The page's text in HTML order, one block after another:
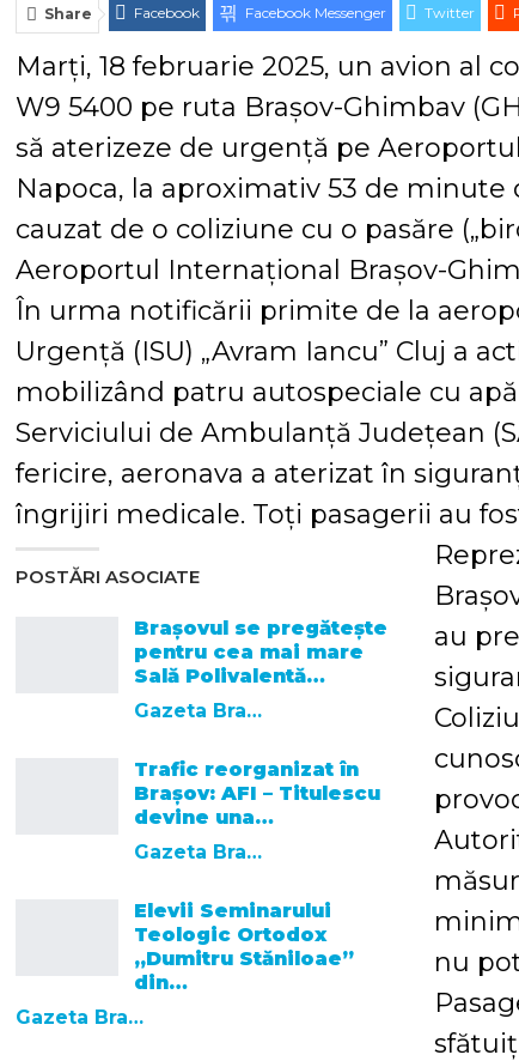
Share Facebook Facebook Messenger Twitter
Marți, 18 februarie 2025, un avion al
W9 5400 pe ruta Brașov-Ghimbav
să aterizeze de urgență pe
Napoca, la aproximativ 53 de
cauzat de o coliziune cu o pasăre
Aeroportul Internațional Brașov-
În urma notificării primite de la
Urgență (ISU) „Avram Iancu” Cluj a
mobilizând patru autospeciale cu
Serviciului de Ambulanță Județean
fericire, aeronava a aterizat în
îngrijiri medicale. Toți pasagerii au
POSTĂRI ASOCIATE
Brașovul se pregătește
pentru cea mai mare
Sală Polivalentă…
Gazeta Brasovului
Trafic reorganizat în
Brașov: AFI – Titulescu
devine una…
Gazeta Brasovului
Elevii Seminarului
Teologic Ortodox
„Dumitru Stăniloae”
din…
Gazeta Brasovului
au
nu